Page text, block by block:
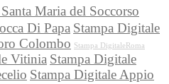
Maria del Soccorso
Di Papa Stampa Digitale
Colombo Stampa DigitaleRoma
Vitinia Stampa Digitale
Stampa Digitale Appio